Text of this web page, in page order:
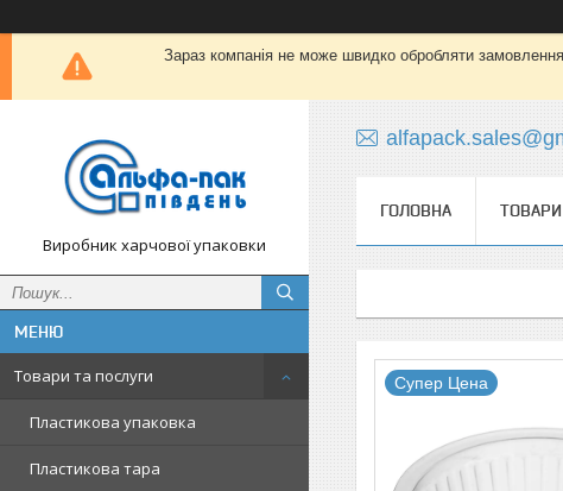
Зараз компанія не може швидко обробляти
Виробник харчової упаковки
Товари та послуги
Пластикова упаковка
Пластикова тара
ГОЛОВНА
Супер Цена